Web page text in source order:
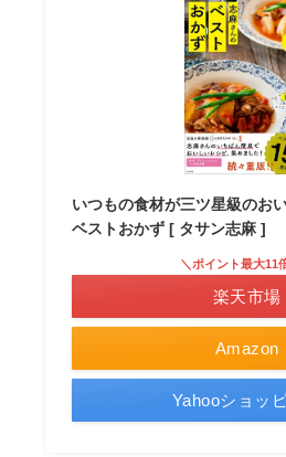
いつもの食材が三ツ星級のお
ベストおかず [ タサン志麻 ]
Amazon
＼ポイント最大11
楽天市場
Yahooショッ